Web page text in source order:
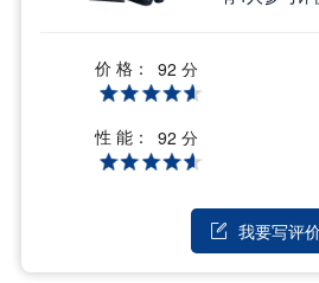
价 格： 92 分
性 能： 92 分
 我要写评